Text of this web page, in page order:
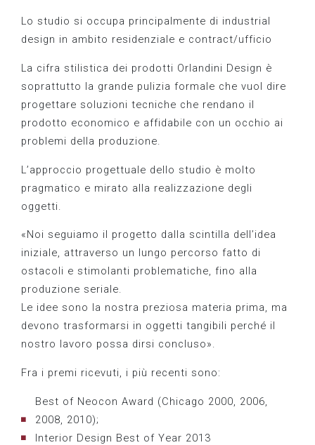
Lo studio si occupa principalmente di industrial
design in ambito residenziale e contract/ufficio
La cifra stilistica dei prodotti Orlandini Design è
soprattutto la grande pulizia formale che vuol dire
progettare soluzioni tecniche che rendano il
prodotto economico e affidabile con un occhio ai
problemi della produzione.
L’approccio progettuale dello studio è molto
pragmatico e mirato alla realizzazione degli
oggetti.
«Noi seguiamo il progetto dalla scintilla dell’idea
iniziale, attraverso un lungo percorso fatto di
ostacoli e stimolanti problematiche, fino alla
produzione seriale.
Le idee sono la nostra preziosa materia prima, ma
devono trasformarsi in oggetti tangibili perché il
nostro lavoro possa dirsi concluso».
Fra i premi ricevuti, i più recenti sono:
Best of Neocon Award (Chicago 2000, 2006,
2008, 2010);
Interior Design Best of Year 2013